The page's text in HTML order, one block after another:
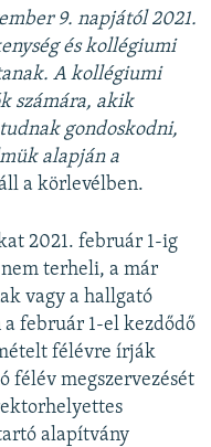
9. napjától 2021.
és kollégiumi
A kollégiumi
számára, akik
gondoskodni,
alapján a
a körlevélben.
2021. február 1-ig
terheli, a már
vagy a hallgató
február 1-el kezdődő
félévre írják
félév megszervezését
alapítvány